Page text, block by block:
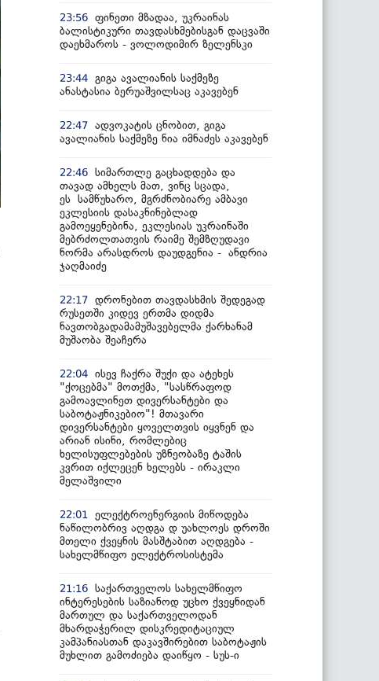
23:56 ფინეთი მზადაა, უკრაინას
ბალისტიკური თავდასხმებისგან დაცვაში
დაეხმაროს - ვოლოდიმირ ზელენსკი
23:44 გიგა ავალიანის საქმეზე
ანასტასია ბერუაშვილსაც აკავებენ
22:47 ადვოკატის ცნობით, გიგა
ავალიანის საქმეზე ნია იმნაძეს აკავებენ
22:46 სიმართლე გაცხადდება და
თავად ამხელს მათ, ვინც სცადა,
ეს სამწუხარო, მგრძნობიარე ამბავი
ეკლესიის დასაკნინებლად
გამოეყენებინა, ეკლესიას უკრაინაში
მებრძოლთათვის რაიმე შემზღუდავი
ნორმა არასდროს დაუდგენია - ანდრია
ჯაღმაიძე
22:17 დრონებით თავდასხმის შედეგად
რუსეთში კიდევ ერთმა დიდმა
ნავთობგადამამუშავებელმა ქარხანამ
მუშაობა შეაჩერა
22:04 ისევ ჩაქრა შუქი და ატეხეს
"ქოცებმა" მოთქმა, "სასწრაფოდ
გამოავლინეთ დივერსანტები და
საბოტაჟნიკებიო"! მთავარი
დივერსანტები ყოველთვის იყვნენ და
არიან ისინი, რომლებიც
ხელისუფლებების უზნეობაზე ტაშის
კვრით იქლეცენ ხელებს - ირაკლი
მელაშვილი
22:01
ელექტროენერგიის მიწოდება
ნაწილობრივ აღდგა დ უახლოეს დროში
მთელი ქვეყნის მასშტაბით აღდგება -
სახელმწიფო ელექტროსისტემა
21:16 საქართველოს სახელმწიფო
ინტერესების საზიანოდ უცხო ქვეყნიდან
მართულ და საქართველოდან
მხარდაჭერილ დისკრედიტაციულ
კამპანიასთან დაკავშირებით საბოტაჟის
მუხლით გამოძიება დაიწყო - სუს-ი